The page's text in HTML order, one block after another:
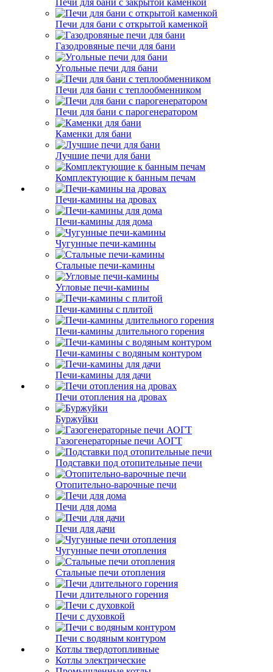
Печи для бани с закрытой каменкой
Печи для бани с открытой каменкой
Газодровяные печи для бани
Угольные печи для бани
Печи для бани с теплообменником
Печи для бани с парогенератором
Каменки для бани
Лучшие печи для бани
Комплектующие к банным печам
Печи-камины на дровах
Печи-камины для дома
Чугунные печи-камины
Стальные печи-камины
Угловые печи-камины
Печи-камины с плитой
Печи-камины длительного горения
Печи-камины с водяным контуром
Печи-камины для дачи
Печи отопления на дровах
Буржуйки
Газогенераторные печи АОГТ
Подставки под отопительные печи
Отопительно-варочные печи
Печи для дома
Печи для дачи
Чугунные печи отопления
Стальные печи отопления
Печи длительного горения
Печи с духовкой
Печи с водяным контуром
Котлы твердотопливные
Котлы электрические